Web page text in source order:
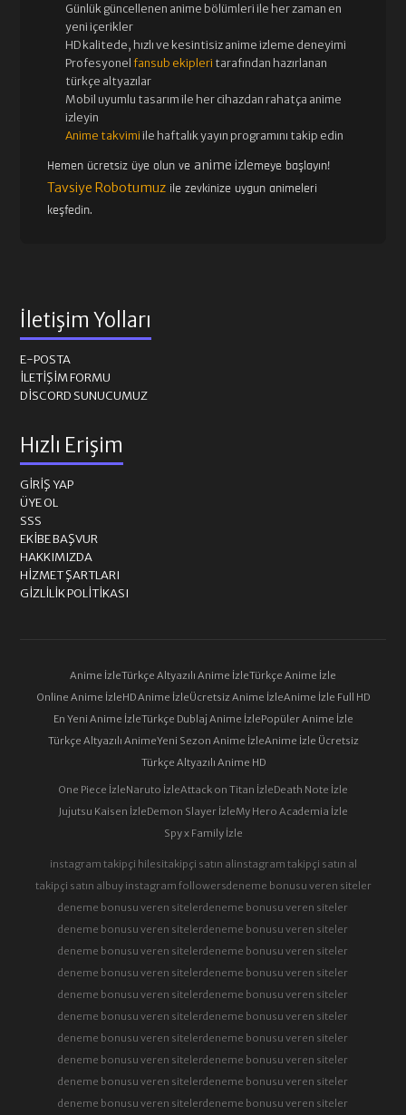
Günlük güncellenen anime bölümleri ile her zaman en
yeni içerikler
HD kalitede, hızlı ve kesintisiz anime izleme deneyimi
Profesyonelfansub ekipleri tarafından hazırlanan
türkçe altyazılar
Mobil uyumlu tasarım ile her cihazdan rahatça anime
izleyin
Anime takvimi ile haftalık yayın programını takip edin
Hemen ücretsiz üye olun ve anime izlemeye başlayın!
Tavsiye Robotumuz ile zevkinize uygun animeleri
keşfedin.
İletişim Yolları
E-POSTA
İLETIŞIM FORMU
DISCORD SUNUCUMUZ
Hızlı Erişim
GIRIŞ YAP
ÜYE OL
SSS
EKIBE BAŞVUR
HAKKIMIZDA
HIZMET ŞARTLARI
GIZLILIK POLITIKASI
Anime İzleTürkçe Altyazılı Anime İzleTürkçe Anime İzle
Online Anime İzleHD Anime İzleÜcretsiz Anime İzleAnime İzle Full HD
En Yeni Anime İzleTürkçe Dublaj Anime İzlePopüler Anime İzle
Türkçe Altyazılı AnimeYeni Sezon Anime İzleAnime İzle Ücretsiz
Türkçe Altyazılı Anime HD
One Piece İzleNaruto İzleAttack on Titan İzleDeath Note İzle
Jujutsu Kaisen İzleDemon Slayer İzleMy Hero Academia İzle
Spy x Family İzle
instagram takipçi hilesitakipçi satın alinstagram takipçi satın al
takipçi satın albuy instagram followersdeneme bonusu veren siteler
deneme bonusu veren sitelerdeneme bonusu veren siteler
deneme bonusu veren sitelerdeneme bonusu veren siteler
deneme bonusu veren sitelerdeneme bonusu veren siteler
deneme bonusu veren sitelerdeneme bonusu veren siteler
deneme bonusu veren sitelerdeneme bonusu veren siteler
deneme bonusu veren sitelerdeneme bonusu veren siteler
deneme bonusu veren sitelerdeneme bonusu veren siteler
deneme bonusu veren sitelerdeneme bonusu veren siteler
deneme bonusu veren sitelerdeneme bonusu veren siteler
deneme bonusu veren sitelerdeneme bonusu veren siteler